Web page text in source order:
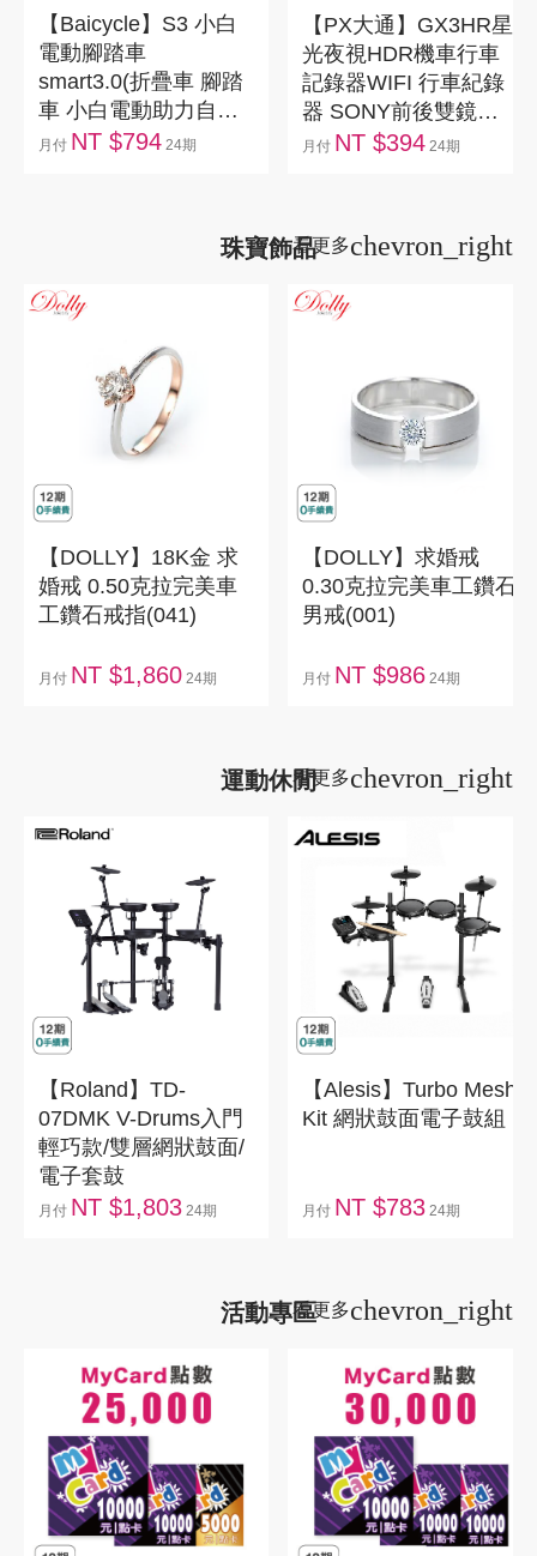
【Baicycle】S3 小白
電動腳踏車
smart3.0(折疊車 腳踏
車 小白電動助力自行
車)
月付 NT $794 24期
【PX大通】GX3HR星
光夜視HDR機車行車
記錄器WIFI 行車紀錄
器 SONY前後雙鏡頭
HD1080P
月付 NT $394 24期
珠寶飾品看更多chevron_right
【DOLLY】18K金 求
婚戒 0.50克拉完美車
工鑽石戒指(041)
月付 NT $1,860 24期
【DOLLY】求婚戒
0.30克拉完美車工鑽石
男戒(001)
月付 NT $986 24期
運動休閒看更多chevron_right
【Roland】TD-
07DMK V-Drums入門
輕巧款/雙層網狀鼓面/
電子套鼓
月付 NT $1,803 24期
【Alesis】Turbo Mesh
Kit 網狀鼓面電子鼓組
月付 NT $783 24期
活動專區看更多chevron_right